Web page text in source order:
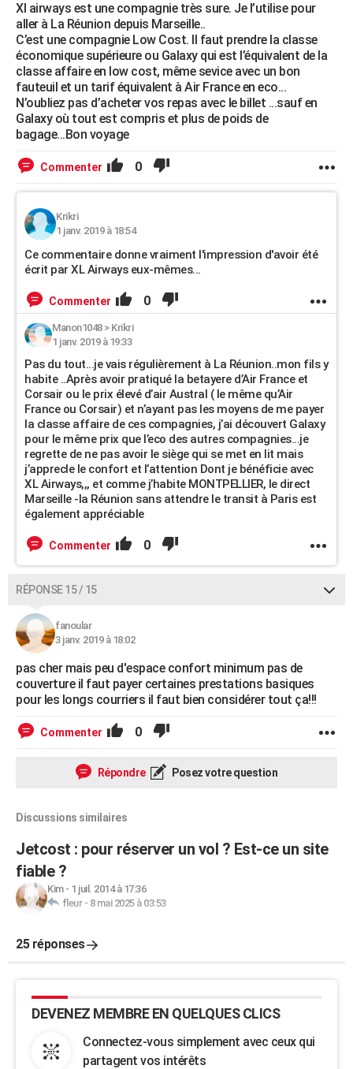
Xl airways est une compagnie très sure. Je l’utilise pour
aller à La Réunion depuis Marseille..
C’est une compagnie Low Cost. Il faut prendre la classe
économique supérieure ou Galaxy qui est l’équivalent de la
classe affaire en low cost, même sevice avec un bon
fauteuil et un tarif équivalent à Air France en eco...
N’oubliez pas d’acheter vos repas avec le billet ...sauf en
Galaxy où tout est compris et plus de poids de
bagage...Bon voyage
Commenter 0
Krikri
1 janv. 2019 à 18:54
Ce commentaire donne vraiment l'impression d'avoir été
écrit par XL Airways eux-mêmes...
Commenter 0
Manon1048> Krikri
1 janv. 2019 à 19:33
Pas du tout...je vais régulièrement à La Réunion..mon fils y
habite ..Après avoir pratiqué la betayere d’Air France et
Corsair ou le prix élevé d’air Austral ( le même qu’Air
France ou Corsair) et n’ayant pas les moyens de me payer
la classe affaire de ces compagnies, j’ai découvert Galaxy
pour le même prix que l’eco des autres compagnies...je
regrette de ne pas avoir le siège qui se met en lit mais
j’apprecIe le confort et l’attention Dont je bénéficie avec
XL Airways,,, et comme j’habite MONTPELLIER, le direct
Marseille -la Réunion sans attendre le transit à Paris est
également appréciable
Commenter 0
RÉPONSE 15 / 15
fanoular
3 janv. 2019 à 18:02
pas cher mais peu d'espace confort minimum pas de
couverture il faut payer certaines prestations basiques
pour les longs courriers il faut bien considérer tout ça!!!
Commenter 0
Répondre Posez votre question
Discussions similaires
Jetcost : pour réserver un vol ? Est-ce un site
fiable ?
Kim- 1 juil. 2014 à 17:36
fleur- 8 mai 2025 à 03:53
25 réponses
DEVENEZ MEMBRE EN QUELQUES CLICS
Connectez-vous simplement avec ceux qui
partagent vos intérêts